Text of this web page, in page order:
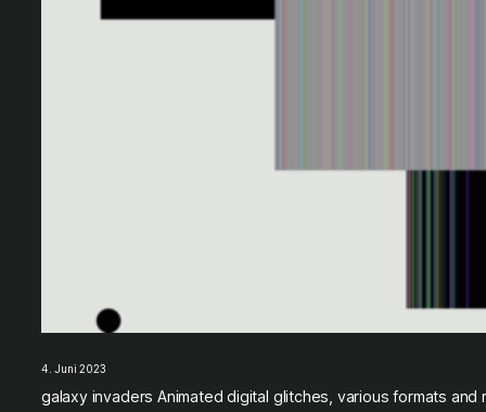
4. Juni 2023
galaxy invaders Animated digital glitches, various formats